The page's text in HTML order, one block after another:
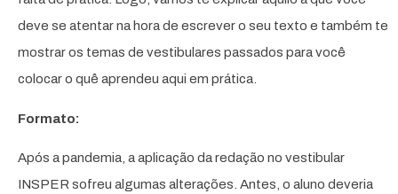
deve se atentar na hora de escrever o seu texto e também te
mostrar os temas de vestibulares passados para você
colocar o quê aprendeu aqui em prática.
Formato:
Após a pandemia, a aplicação da redação no vestibular
INSPER sofreu algumas alterações. Antes, o aluno deveria